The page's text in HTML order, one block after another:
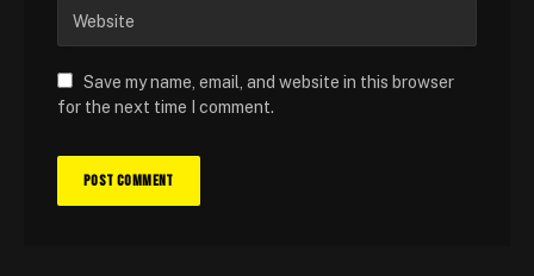
Save my name, email, and website in this browser
for the next time I comment.